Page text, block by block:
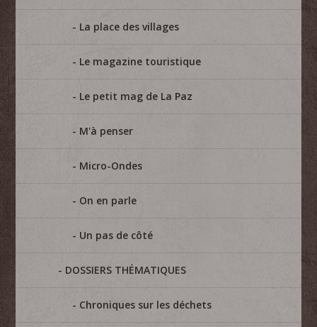
La place des villages
Le magazine touristique
Le petit mag de La Paz
M'à penser
Micro-Ondes
On en parle
Un pas de côté
DOSSIERS THÉMATIQUES
Chroniques sur les déchets